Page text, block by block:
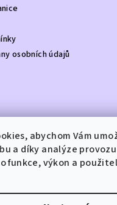
abychom Vám
a díky analýze
funkce, výkon a
osobních údajů